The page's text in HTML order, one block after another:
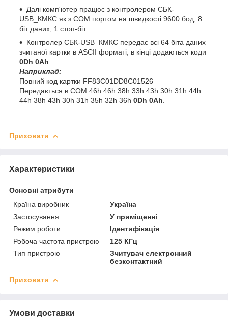
Далі комп'ютер працює з контролером СБК-
USB_КМКС як з СОМ портом на швидкості 9600 бод, 8
біт даних, 1 стоп-біт.
Контролер СБК-USB_КМКС передає всі 64 біта даних
зчитаної картки в ASCII форматі, в кінці додаються коди
0Dh 0Ah
Наприклад:
Повний код картки FF83C01DD8C01526
Передається в СОМ 46h 46h 38h 33h 43h 30h 31h 44h
44h 38h 43h 30h 31h 35h 32h 36h 0Dh 0Ah
Приховати
Характеристики
Основні атрибути
Країна виробник
Україна
Застосування
У приміщенні
Режим роботи
Ідентифікація
Робоча частота пристрою
125 КГц
Тип пристрою
Зчитувач електронний
безконтактний
Приховати
Умови доставки